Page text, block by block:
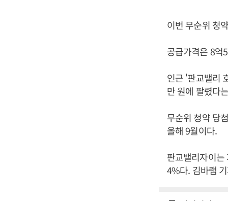
이번 무순위 청
공급가격은 8억
인근 '판교밸리
만 원에 팔렸다
무순위 청약 당
올해 9월이다.
판교밸리자이는
4%다. 김바램